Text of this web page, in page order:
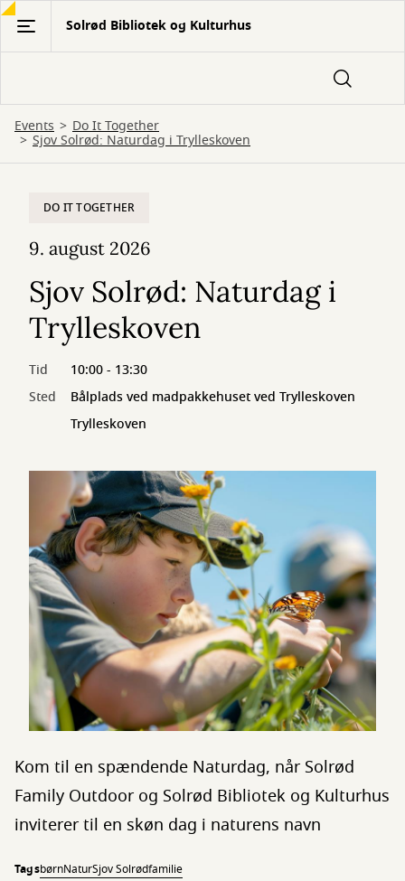
Gå
hovedindhold
Solrød Bibliotek og Kulturhus
Events Do It Together
Sjov Solrød: Naturdag i Trylleskoven
DO IT TOGETHER
9. august 2026
Sjov Solrød: Naturdag i
Trylleskoven
Tid
10:00 - 13:30
Sted
Bålplads ved madpakkehuset ved Trylleskoven
Trylleskoven
Kom til en spændende Naturdag, når Solrød
Family Outdoor og Solrød Bibliotek og Kulturhus
inviterer til en skøn dag i naturens navn
TagsbørnNaturSjov Solrødfamilie